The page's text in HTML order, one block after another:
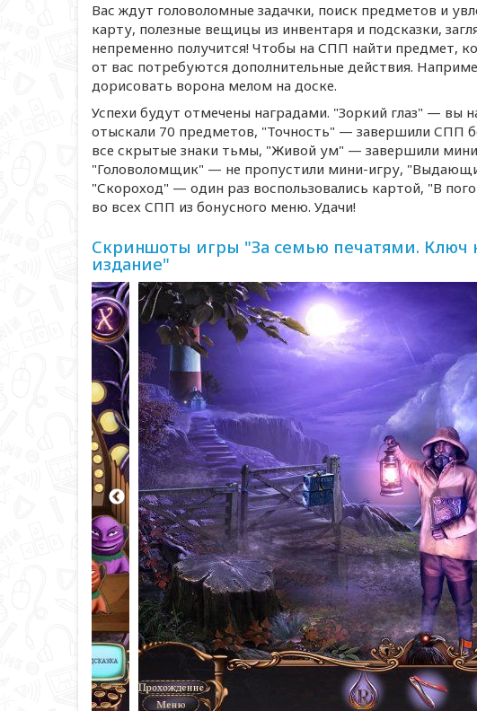
Вас ждут головоломные задачки, поиск предметов и
карту, полезные вещицы из инвентаря и подсказки,
непременно получится! Чтобы на СПП найти предмет,
от вас потребуются дополнительные действия.
дорисовать ворона мелом на доске.
Успехи будут отмечены наградами. "Зоркий глаз" —
отыскали 70 предметов, "Точность" — завершили СПП
все скрытые знаки тьмы, "Живой ум" — завершили
"Головоломщик" — не пропустили мини-игру,
"Скороход" — один раз воспользовались картой, "В
во всех СПП из бонусного меню. Удачи!
Скриншоты игры "За семью печатями. Ключ
издание"